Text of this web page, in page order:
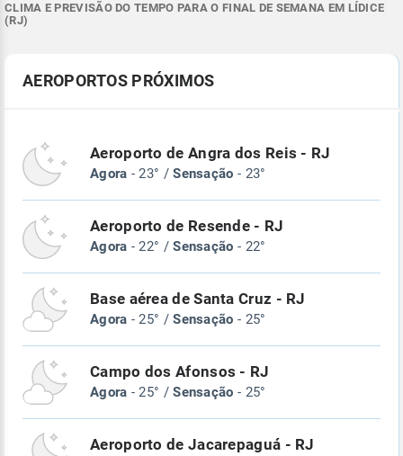
CLIMA E PREVISÃO DO TEMPO PARA O FINAL DE SEMANA EM LÍDICE
(RJ)
AEROPORTOS PRÓXIMOS
Aeroporto de Angra dos Reis - RJ
Agora - 23° /Sensação - 23°
Aeroporto de Resende - RJ
Agora - 22° /Sensação - 22°
Base aérea de Santa Cruz - RJ
Agora - 25° /Sensação - 25°
Campo dos Afonsos - RJ
Agora - 25° /Sensação - 25°
Aeroporto de Jacarepaguá - RJ